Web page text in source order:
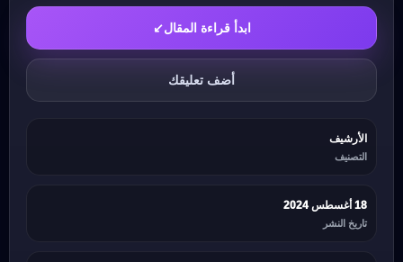
ابدأ قراءة المقال↙
أضف تعليقك
الأرشيف
التصنيف
18 أغسطس 2024
تاريخ النشر